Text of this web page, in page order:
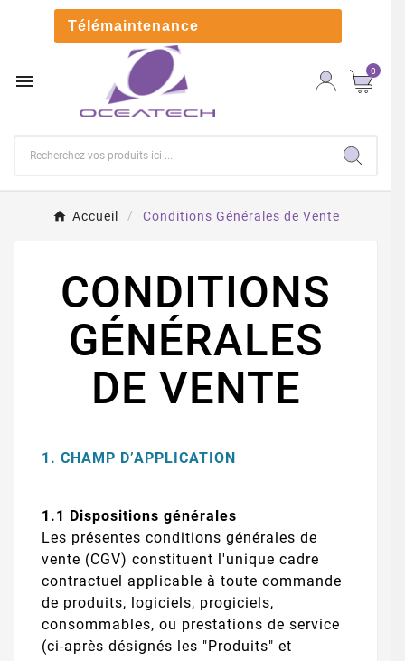
 0
Accueil Conditions Générales de Vente
CONDITIONS
GÉNÉRALES
DE VENTE
1. CHAMP D’APPLICATION
1.1 Dispositions générales
Les présentes conditions générales de
vente (CGV) constituent l'unique cadre
contractuel applicable à toute commande
de produits, logiciels, progiciels,
consommables, ou prestations de service
(ci-après désignés les "Produits" et
Télémaintenance